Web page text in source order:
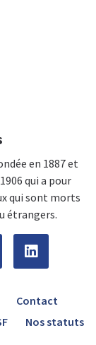
en 1887 et
qui a pour
qui sont morts
étrangers.
Contact
Nos statuts